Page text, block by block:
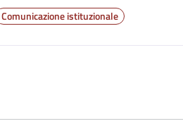
Comunicazione istituzionale